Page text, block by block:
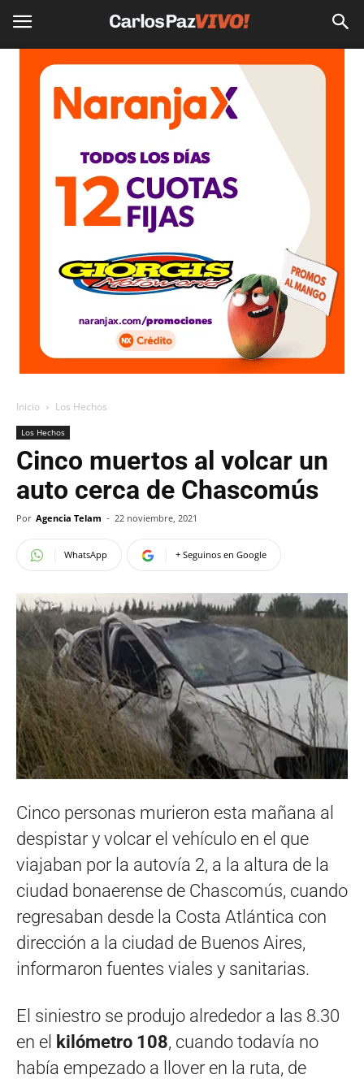
Inicio Los Hechos
Los Hechos
Cinco muertos al volcar un
auto cerca de Chascomús
Por Agencia Telam - 22 noviembre, 2021
WhatsApp + Seguinos en Google
Cinco personas murieron esta mañana al
despistar y volcar el vehículo en el que
viajaban por la autovía 2, a la altura de la
ciudad bonaerense de Chascomús, cuando
regresaban desde la Costa Atlántica con
dirección a la ciudad de Buenos Aires,
informaron fuentes viales y sanitarias.
El siniestro se produjo alrededor a las 8.30
en el kilómetro 108, cuando todavía no
había empezado a llover en la ruta, de